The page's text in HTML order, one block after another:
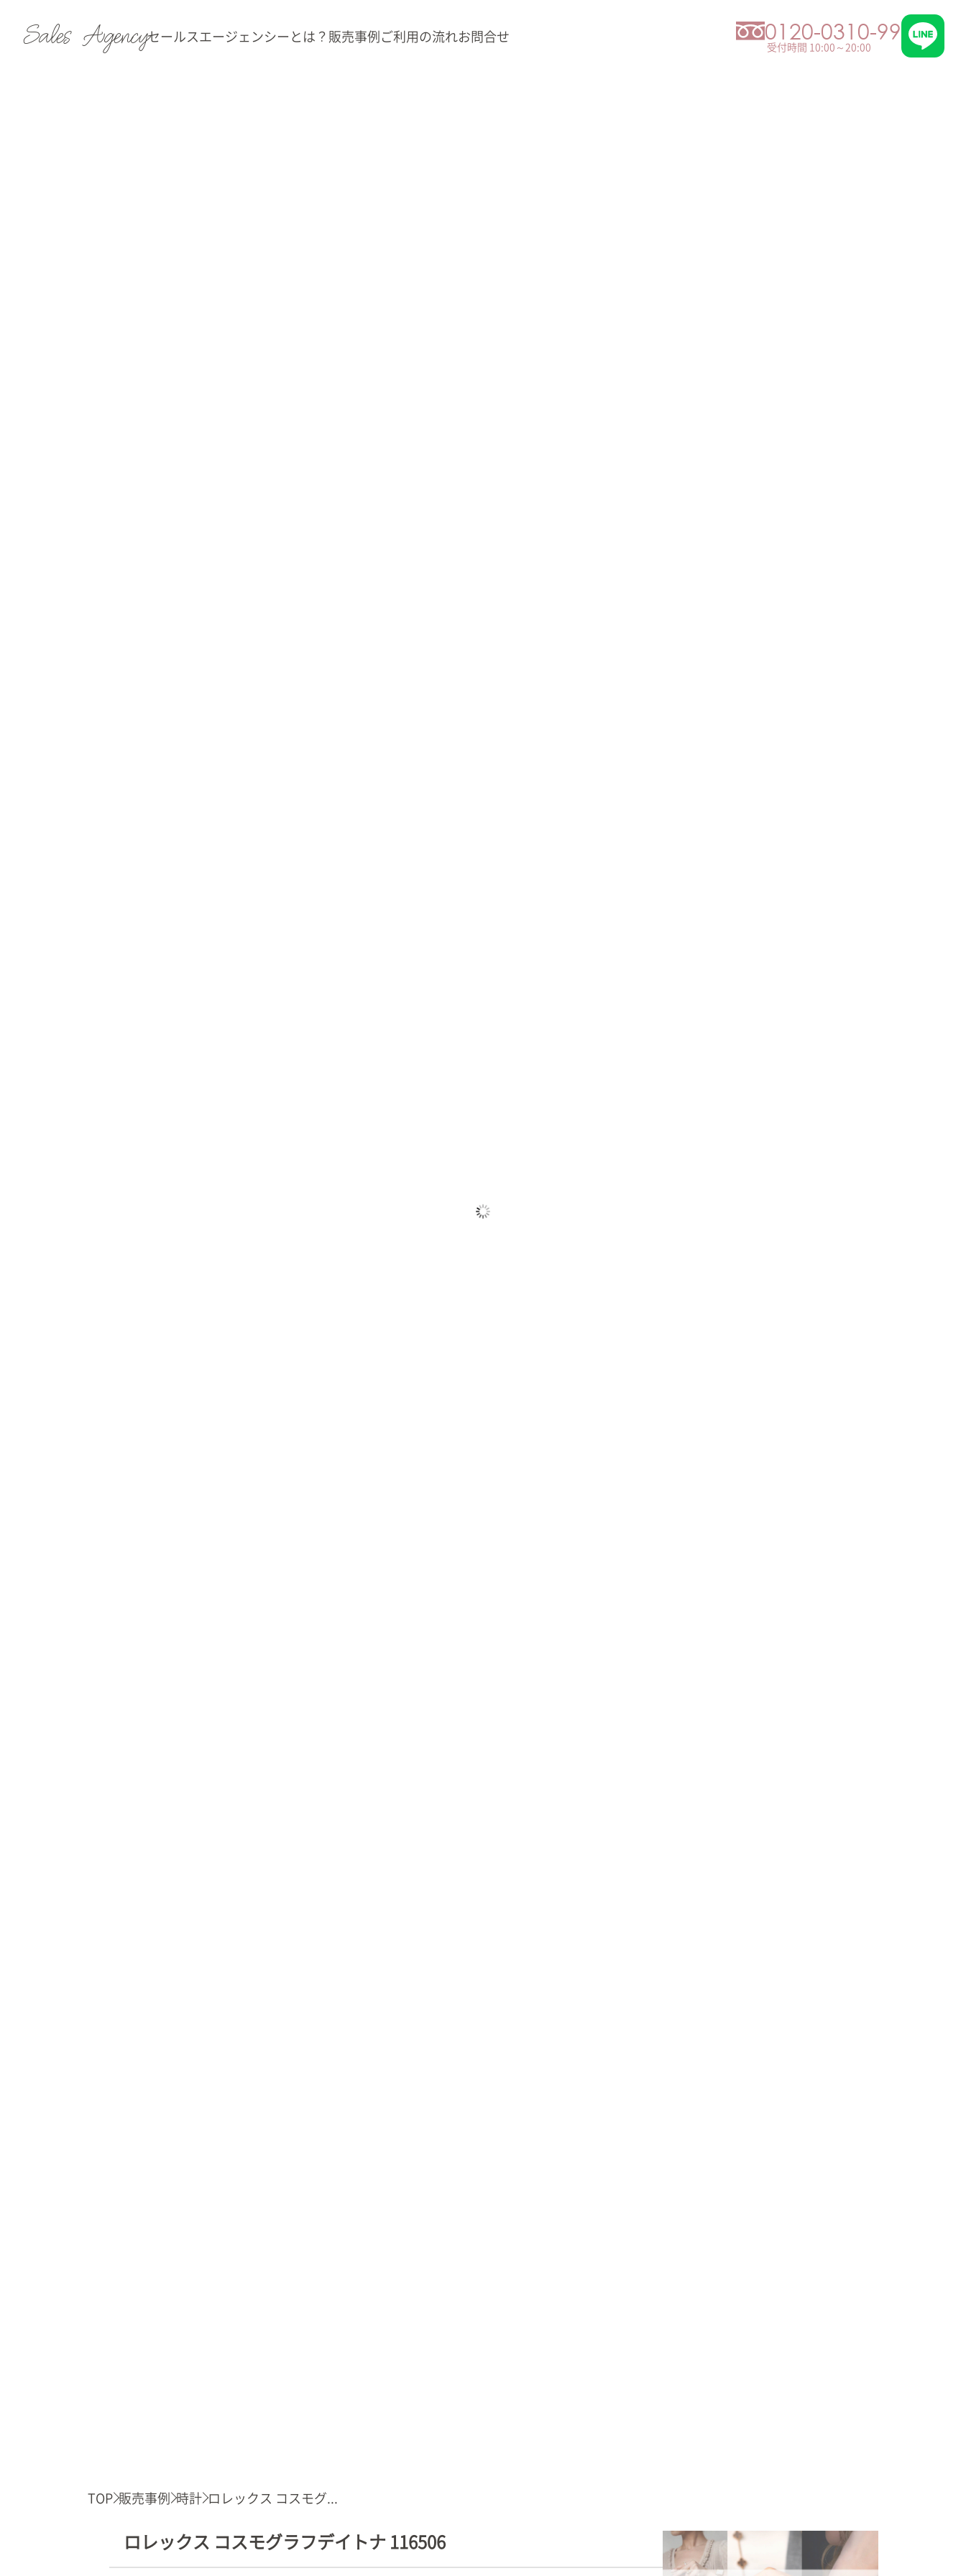
Sales Agencyセールスエージェンシーとは？販売事例ご利用の流れお問合せ 0120-0310-99
受付時間 10:00～20:00
TOP 販売事例 時計 ロレックス コスモグ...
ロレックス コスモグラフデイトナ 116506